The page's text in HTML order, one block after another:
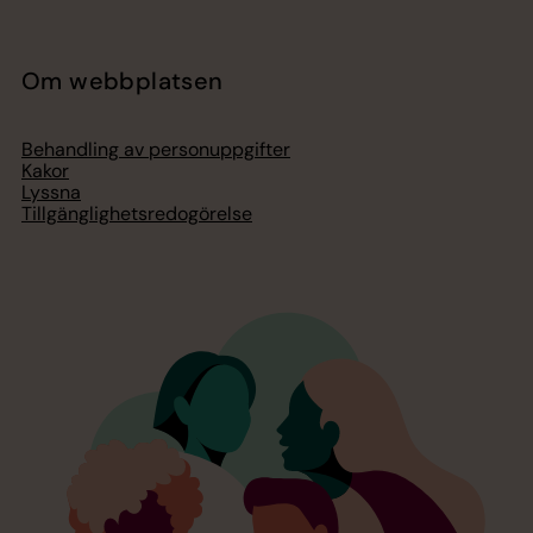
Om webbplatsen
Behandling av personuppgifter
Kakor
Lyssna
Tillgänglighetsredogörelse